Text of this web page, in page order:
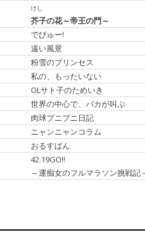
けし
芥子の花～帝王の門～
でびゅー!
遠い風景
粉雪のプリンセス
私の、もったいない
OLサト子のためいき
世界の中心で、バカが叫ぶ
肉球プニプニ日記
ニャンニャンコラム
おるすばん
42.19GO!!
～運痴女のフルマラソン挑戦記